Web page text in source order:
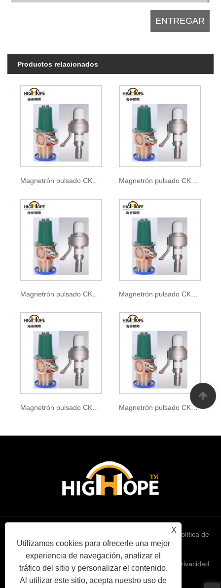
Productos relacionados
Magnetrón pulsado CKM-110 Magnetrón pulsado CKM-110A
Magnetrón pulsado CKM-110B
Magnetrón pulsado CKM-120 Magnetrón pulsado CKM-121A
X
Utilizamos cookies para ofrecerle una mejor
experiencia de navegación, analizar el
tráfico del sitio y personalizar el contenido.
Al utilizar este sitio, acepta nuestro uso de
política de
privacidad